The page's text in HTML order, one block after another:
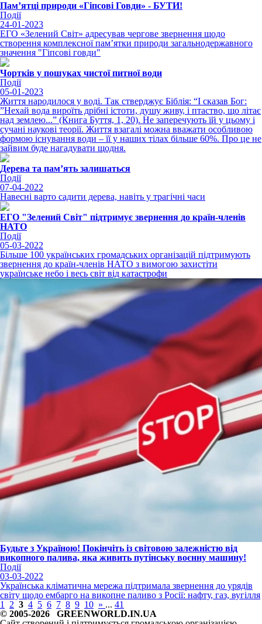
Пам’ятці природи «Гіпсові Говди» - БУТИ!
Події
24-01-2023
ЕГО «Зелений Світ» адресував чергове звернення щодо
створення комплексної пам’ятки природи загальнодержавного
значення "Гіпсові говди"
Чортків у пошуках чистої питної води
Події
05-01-2023
Життя народилося у воді. Так стверджує Біблія: “І сказав Бог:
”Нехай вода вироїть дрібні істоти, душу живу, і птаство, що літає
над землею...” (Книга Буття, 1, 20). Не заперечують їй у цьому і
сучані наукові теорії. Життя взагалі можна вважати особливою
формою існування води – її у наших тілах більше 60%. Про це не
зайвим буде нагадувати щодня.
Дерева та пам’ять залишаться
Події
07-04-2022
Навесні варто садити дерева, навіть у трагічні часи
ЕГО "Зелений Світ" підтримує звернення до країн-членів
НАТО
Події
05-03-2022
Більше 100 українських громадських організацій підтримують
звернення до країн-членів НАТО з вимогою захистіти
українське небо і весь світ від катастрофи
Будьте з Україною! Покінчіть із світовою залежністю від
викопного палива, яка живить путінську воєнну машину!
Події
03-03-2022
Українська кліматична мережа підтримала звернення до урядів
світу щодо ембарго на викопне паливо з Росії: нафту, газ, вугілля
1
2 3 4 5 6 7 8 9 10 » ... 41
© 2005-2026 GREENWORLD.IN.UA